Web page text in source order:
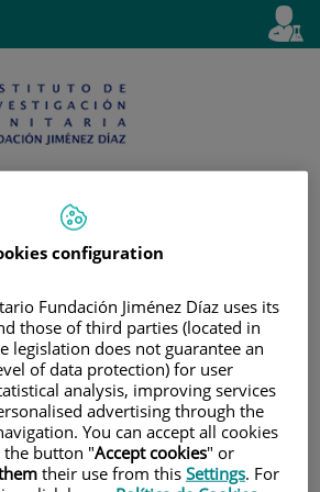
activo
es
configuration
Fundación Jiménez Díaz uses its
those of third parties (located in
legislation does not guarantee an
of data protection) for user
analysis, improving services
advertising through the
You can accept all cookies
the button "Accept cookies" or
their use from this Settings. For